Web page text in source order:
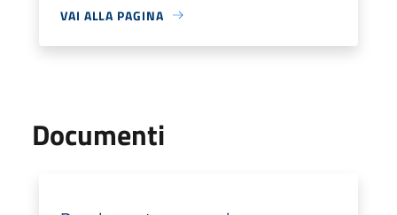
VAI ALLA PAGINA
Documenti